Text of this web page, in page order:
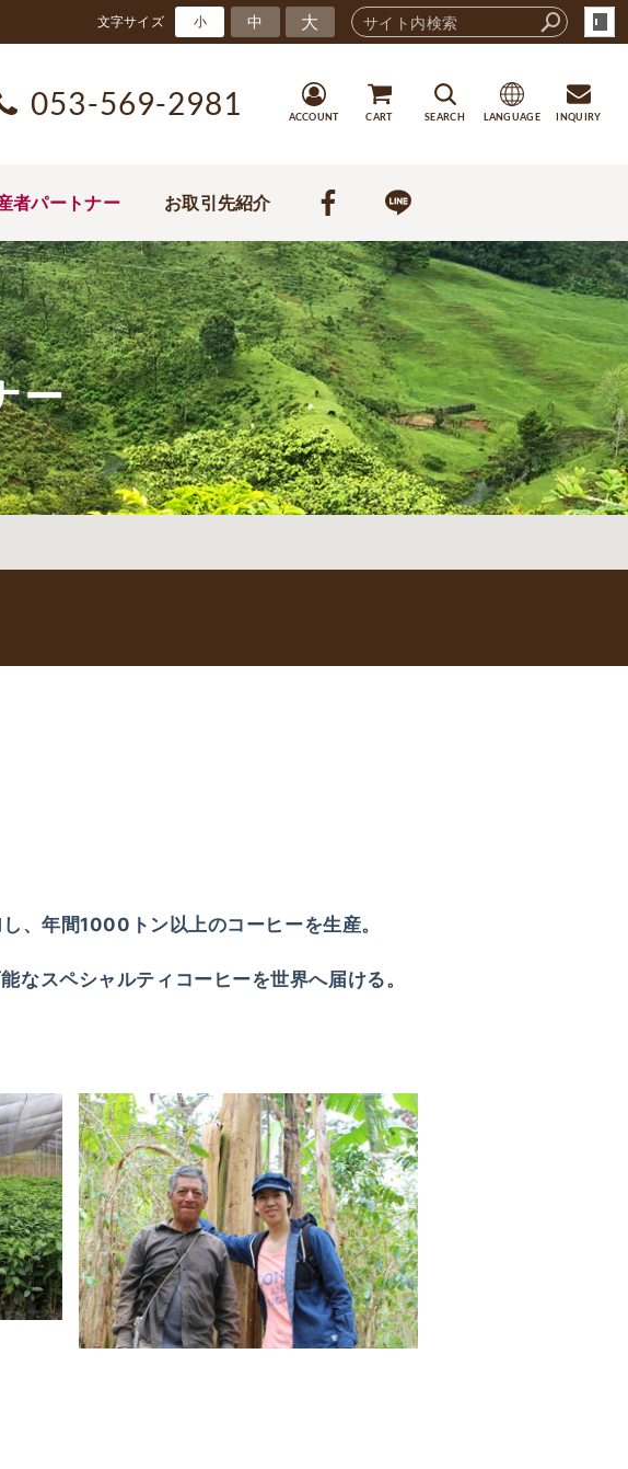
文字サイズ 小 中 大
053-569-2981 ACCOUNT CART SEARCH LANGUAGE INQUIRY
者パートナー お取引先紹介
ー
、年間1000トン以上のコーヒーを生産。
なスペシャルティコーヒーを世界へ届ける。